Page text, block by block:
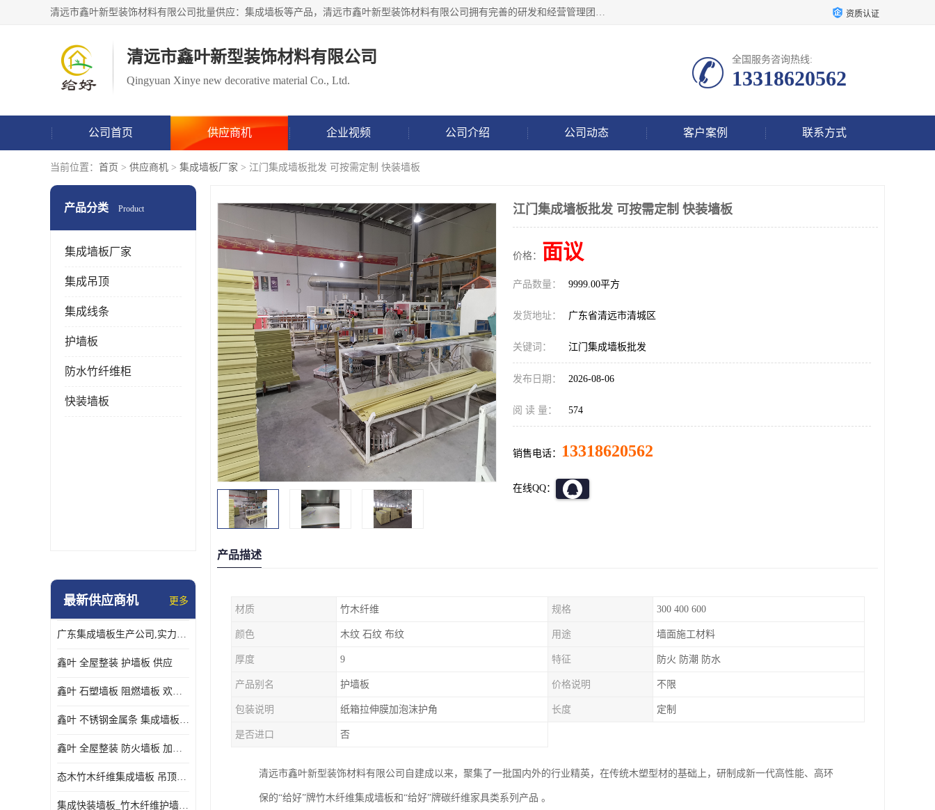
清远市鑫叶新型装饰材料有限公司批量供应：集成墙板等产品，清远市鑫叶新型装饰材料有限公司拥有完善的研发和经营管理团队，取得有70多项证书。不断让研发科技成果惠及全人类，用新材料保护自然资源，让人类生活居住健康与自然发展相和谐。全国统一热线电话：*。 资质认证
清远市鑫叶新型装饰材料有限公司
Qingyuan Xinye new decorative material Co., Ltd.
全国服务咨询热线:
13318620562
公司首页 供应商机 企业视频 公司介绍 公司动态 客户案例 联系方式
当前位置： 首页 > 供应商机 > 集成墙板厂家 > 江门集成墙板批发 可按需定制 快装墙板
产品分类 Product
集成墙板厂家
集成吊顶
集成线条
护墙板
防水竹纤维柜
快装墙板
最新供应商机 更多
广东集成墙板生产公司,实力厂家-配送+设计+安装-没中间商
鑫叶 全屋整装 护墙板 供应
鑫叶 石塑墙板 阻燃墙板 欢迎选购
鑫叶 不锈钢金属条 集成墙板阴角线 欢迎选购
鑫叶 全屋整装 防火墙板 加工定制
态木竹木纤维集成墙板 吊顶板材 扣板快装 护墙板
集成快装墙板_竹木纤维护墙板厂家_竹木纤维集成墙板厂家
江门集成墙板批发 可按需定制 快装墙板
价格： 面议
产品数量： 9999.00平方
发货地址： 广东省清远市清城区
关键词： 江门集成墙板批发
发布日期： 2026-08-06
阅 读 量： 574
销售电话： 13318620562
在线QQ：
产品描述
材质 竹木纤维 规格 300 400 600
颜色 木纹 石纹 布纹 用途 墙面施工材料
厚度 9 特征 防火 防潮 防水
产品别名 护墙板 价格说明 不限
包装说明 纸箱拉伸膜加泡沫护角 长度 定制
是否进口 否
清远市鑫叶新型装饰材料有限公司自建成以来，聚集了一批国内外的行业精英，在传统木塑型材的基础上，研制成新一代高性能、高环
保的“给好”牌竹木纤维集成墙板和“给好”牌碳纤维家具类系列产品 。